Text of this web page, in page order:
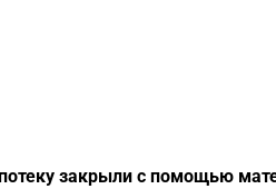
закрыли с помощью